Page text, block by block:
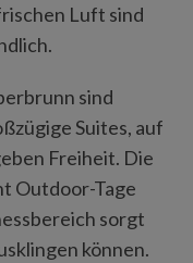
Luft sind
sind
Suites, auf
Freiheit. Die
Outdoor-Tage
sorgt
können.